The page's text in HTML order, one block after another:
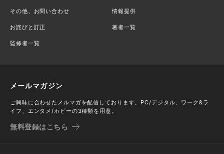
その他、お問い合わせ 情報提供
お詫びと訂正 著者一覧
監修者一覧
メールマガジン
ご興味に合わせたメルマガを配信しております。PC/デジタル、ワーク&ラ
イフ、エンタメ/ホビーの3種類を用意。
無料登録はこちら